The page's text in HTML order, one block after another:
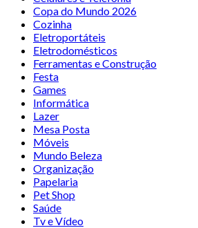
Copa do Mundo 2026
Cozinha
Eletroportáteis
Eletrodomésticos
Ferramentas e Construção
Festa
Games
Informática
Lazer
Mesa Posta
Móveis
Mundo Beleza
Organização
Papelaria
Pet Shop
Saúde
Tv e Vídeo